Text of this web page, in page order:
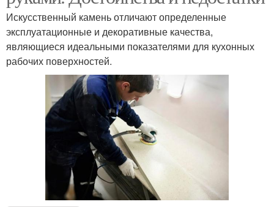
Искусственный камень отличают определенные
эксплуатационные и декоративные качества,
являющиеся идеальными показателями для кухонных
рабочих поверхностей.